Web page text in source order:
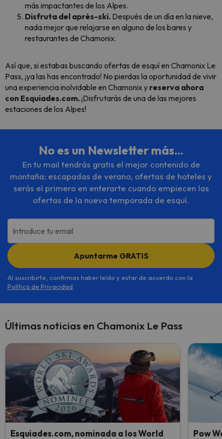
más impactantes de los Alpes.
Disfruta del après-ski. Después de un día en la nieve,
nada mejor que relajarse en alguno de los bares y
restaurantes de Chamonix.
Así que, si estabas buscando ofertas de esquí en Chamonix Le
Pass, ¡ya las has encontrado! No pierdas la oportunidad de vivir
una experiencia inolvidable en Chamonix y reserva ahora
con Esquiades.com.¡Disfrutarás de una de las mejores
estaciones de los Alpes!
No es un Newsletter más...
En tu mail tendrás gratis el mejor contenido de
montaña: escapadas de verano, ofertas de hoteles y
serás el primero en enterarte cuando empiecen las
ofertas de la nueva temporada de esquí.
Introduce tu email
Apuntarme GRATIS
Al suscribirte, confirmas haber leído y estar de acuerdo con la
Política de Privacidad
Últimas noticias en Chamonix Le Pass
Esquiades.com, nominada a los World
Pow